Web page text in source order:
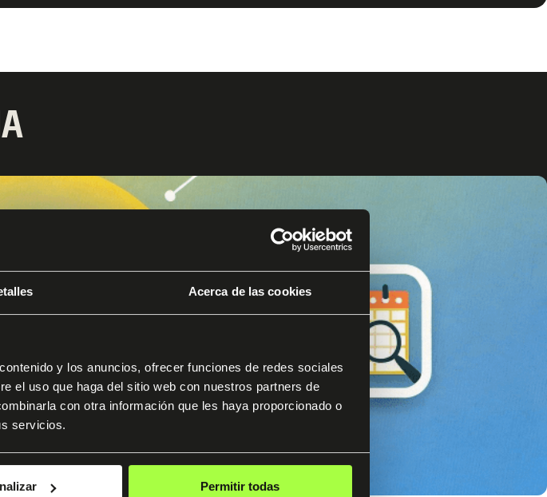
Acerca de las cookies
y los anuncios, ofrecer funciones de redes sociales
el uso que haga del sitio web con nuestros partners de
con otra información que les haya proporcionado o
servicios.
Permitir todas